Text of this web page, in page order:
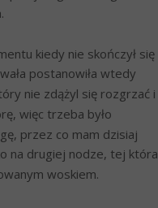
kiedy nie skończył się
postanowiła wtedy
nie zdążyl się rozgrzać i
więc trzeba było
przez co mam dzisiaj
na drugiej nodze, tej która
woskiem.